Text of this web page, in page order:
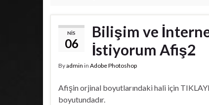
NIS
06
Bilişim ve
İstiyorum Afiş2
Byadmin in Adobe Photoshop
Afişin orjinal boyutlarındaki hali için
boyutundadır.